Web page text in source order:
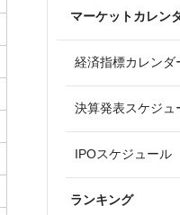
マーケットカレン
経済指標カレンダ
決算発表スケジュ
IPOスケジュール
ランキング